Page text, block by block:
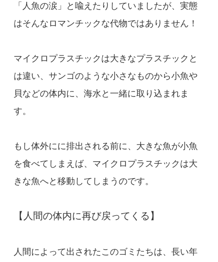
「人魚の涙」と喩えたりしていましたが、実態
はそんなロマンチックな代物ではありません！
マイクロプラスチックは大きなプラスチックと
は違い、サンゴのような小さなものから小魚や
貝などの体内に、海水と一緒に取り込まれま
す。
もし体外にに排出される前に、大きな魚が小魚
を食べてしまえば、マイクロプラスチックは大
きな魚へと移動してしまうのです。
【人間の体内に再び戻ってくる】
人間によって出されたこのゴミたちは、長い年